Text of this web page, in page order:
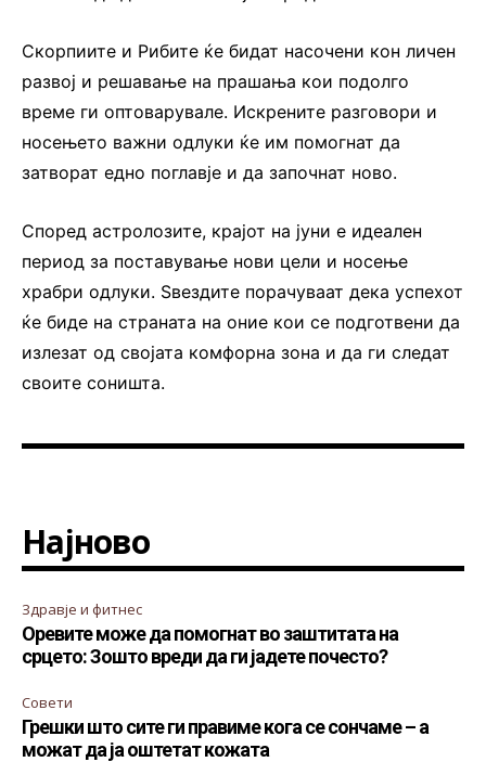
Скорпиите и Рибите ќе бидат насочени кон личен
развој и решавање на прашања кои подолго
време ги оптоварувале. Искрените разговори и
носењето важни одлуки ќе им помогнат да
затворат едно поглавје и да започнат ново.
Според астролозите, крајот на јуни е идеален
период за поставување нови цели и носење
храбри одлуки. Ѕвездите порачуваат дека успехот
ќе биде на страната на оние кои се подготвени да
излезат од својата комфорна зона и да ги следат
своите соништа.
Најново
Здравје и фитнес
Оревите може да помогнат во заштитата на
срцето: Зошто вреди да ги јадете почесто?
Совети
Грешки што сите ги правиме кога се сончаме – а
можат да ја оштетат кожата